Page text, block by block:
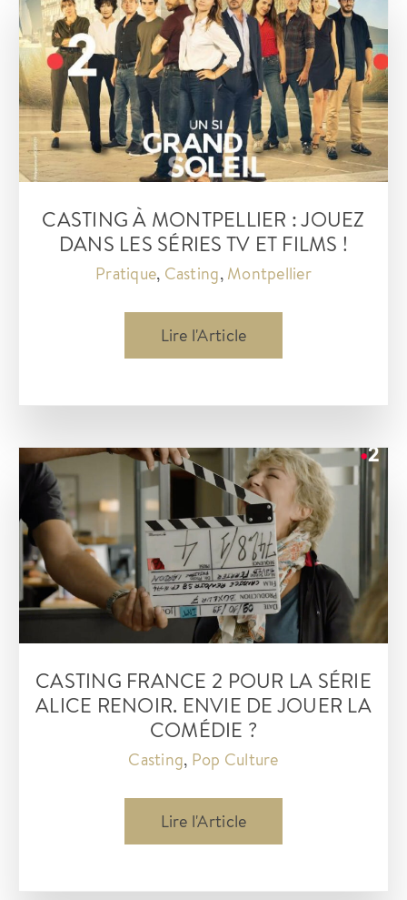
pas
les
paroles
sur
France
2
CASTING À MONTPELLIER : JOUEZ
DANS LES SÉRIES TV ET FILMS !
Pratique, Casting, Montpellier
Casting
à
jouez
dans
séries
tv
et
films
!
Lire l'Article
CASTING FRANCE 2 POUR LA SÉRIE
ALICE RENOIR. ENVIE DE JOUER LA
COMÉDIE ?
Casting, Pop Culture
Casting
France
Lire l'Article